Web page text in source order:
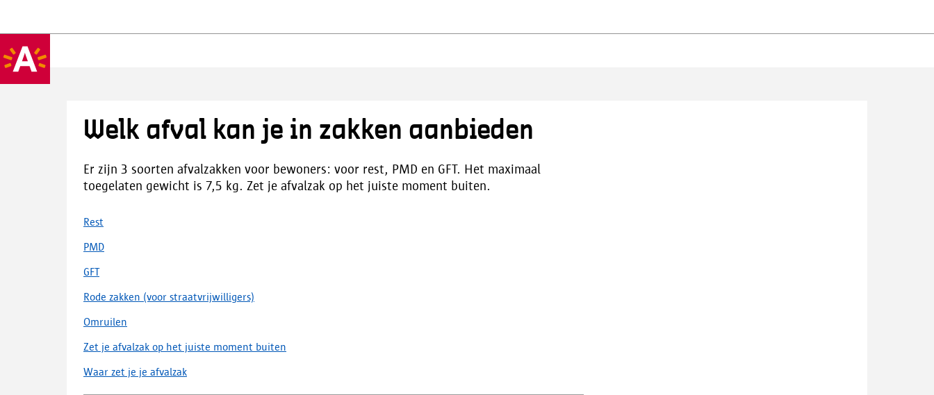
Welk afval kan je in zakken aanbieden
Er zijn 3 soorten afvalzakken voor bewoners: voor rest, PMD en GFT. Het maximaal
toegelaten gewicht is 7,5 kg. Zet je afvalzak op het juiste moment buiten.
Rest
PMD
GFT
Rode zakken (voor straatvrijwilligers)
Omruilen
Zet je afvalzak op het juiste moment buiten
Waar zet je je afvalzak